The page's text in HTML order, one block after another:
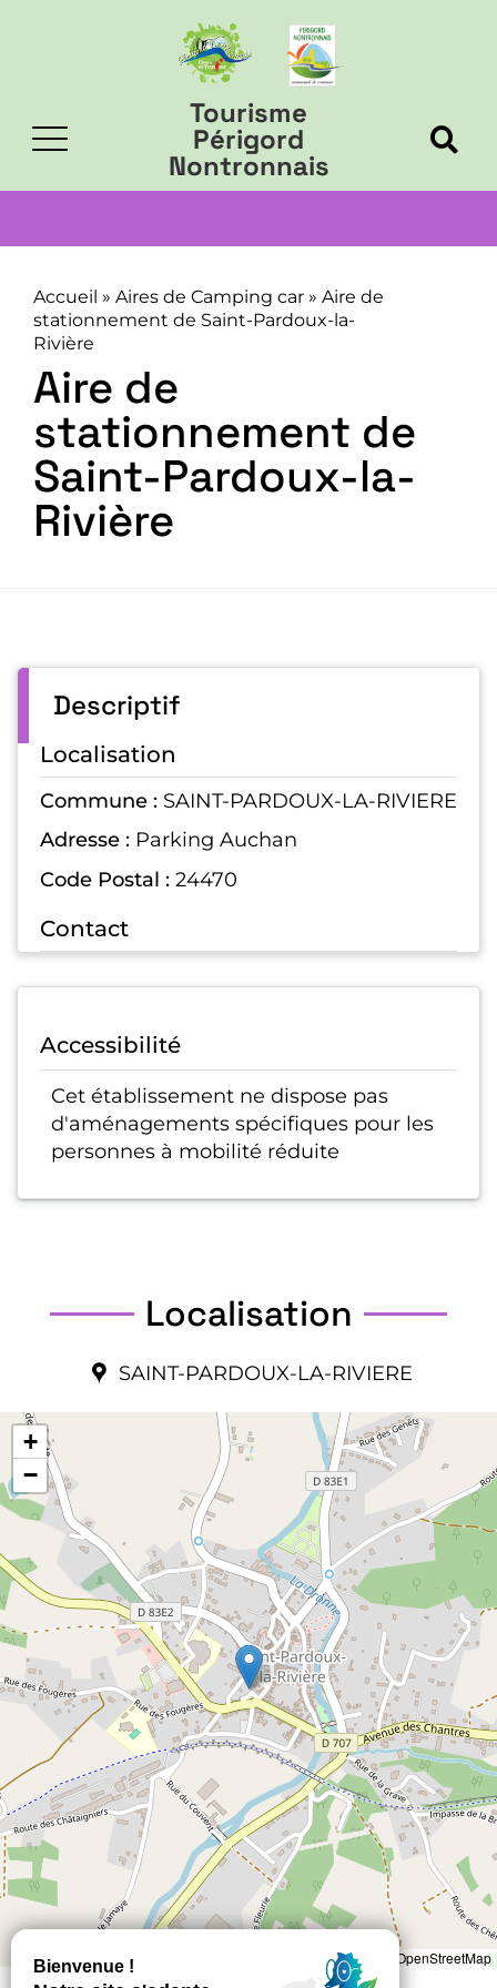
Tourisme
Périgord
Nontronnais
Accueil » Aires de Camping car » Aire de
stationnement de Saint-Pardoux-la-
Rivière
Aire de
stationnement de
Saint-Pardoux-la-
Rivière
Descriptif
Localisation
Commune : SAINT-PARDOUX-LA-RIVIERE
Adresse : Parking Auchan
Code Postal : 24470
Contact
Accessibilité
Cet établissement ne dispose pas
d'aménagements spécifiques pour les
personnes à mobilité réduite
Localisation
SAINT-PARDOUX-LA-RIVIERE
+
−
Leaflet OpenStreetMap